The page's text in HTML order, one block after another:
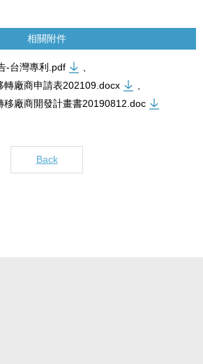
相關附件
-台灣專利.pdf
轉廠商申請表202109.docx
移廠商開發計畫書20190812.doc
Back